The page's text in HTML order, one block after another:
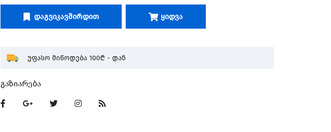
Დაგვიკავშირდით Ყიდვა
უფასო მიწოდება 100₾ - დან
Გაზიარება